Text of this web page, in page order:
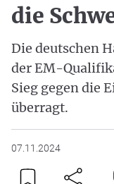
die
Die deutschen
der EM-
Sieg gegen die
überragt.
07.11.2024